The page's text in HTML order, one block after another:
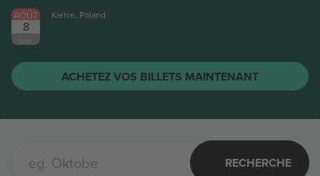
AOÛT
8
SAM.
Kielce, Poland
ACHETEZ VOS BILLETS MAINTENANT
RECHERCHE